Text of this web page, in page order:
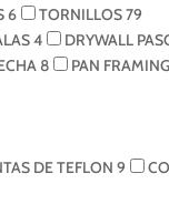
6 TORNILLOS79
4 DRYWALL
8 PAN FRAMING
DE TEFLON 9